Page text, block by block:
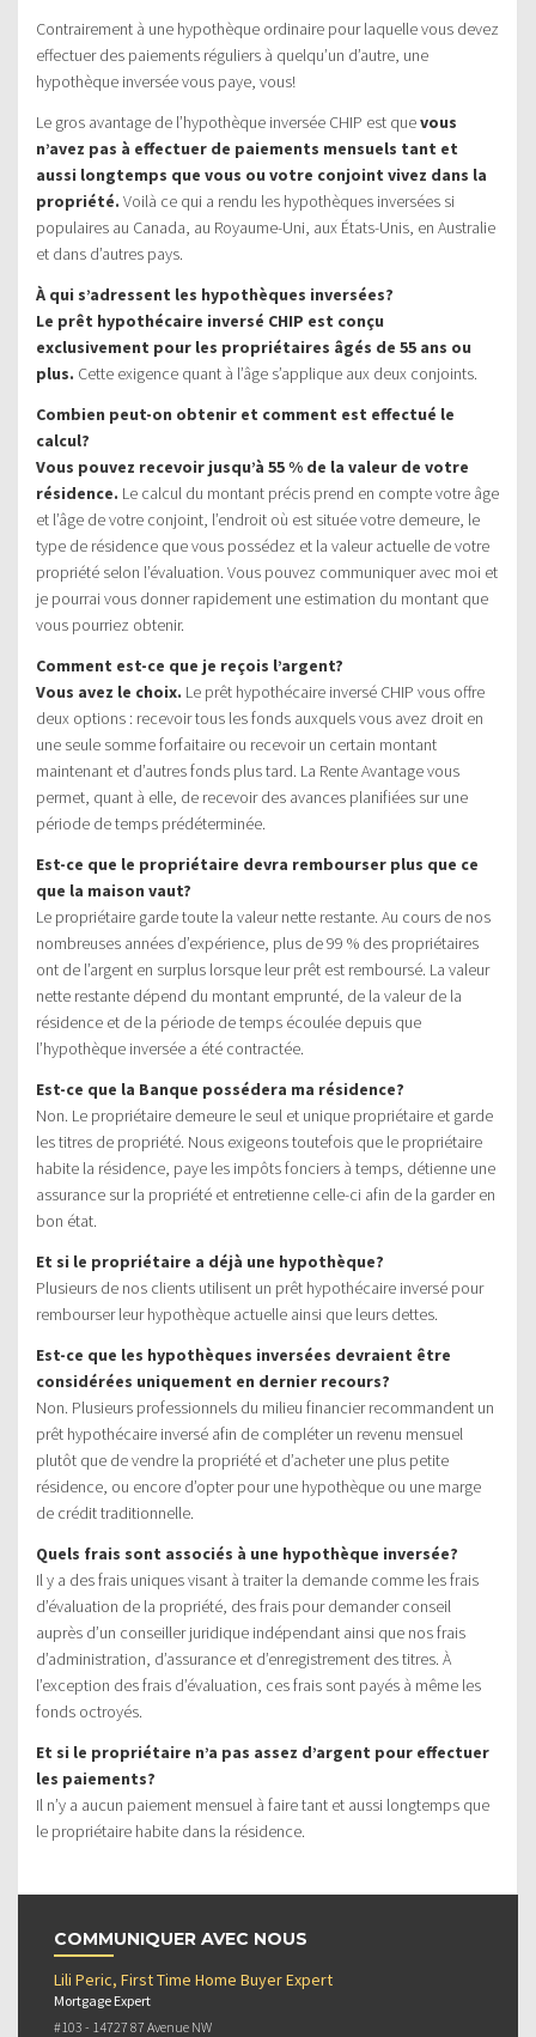
Contrairement à une hypothèque ordinaire pour laquelle vous devez
effectuer des paiements réguliers à quelqu’un d’autre, une
hypothèque inversée vous paye, vous!
Le gros avantage de l’hypothèque inversée CHIP est quevous
n’avez pas à effectuer de paiements mensuels tant et
aussi longtemps que vous ou votre conjoint vivez dans la
propriété. Voilà ce qui a rendu les hypothèques inversées si
populaires au Canada, au Royaume-Uni, aux États-Unis, en Australie
et dans d’autres pays.
À qui s’adressent les hypothèques inversées?
Le prêt hypothécaire inversé CHIP est conçu
exclusivement pour les propriétaires âgés de 55 ans ou
plus. Cette exigence quant à l’âge s’applique aux deux conjoints.
Combien peut-on obtenir et comment est effectué le
calcul?
Vous pouvez recevoir jusqu’à 55 % de la valeur de votre
résidence. Le calcul du montant précis prend en compte votre âge
et l’âge de votre conjoint, l’endroit où est située votre demeure, le
type de résidence que vous possédez et la valeur actuelle de votre
propriété selon l’évaluation. Vous pouvez communiquer avec moi et
je pourrai vous donner rapidement une estimation du montant que
vous pourriez obtenir.
Comment est-ce que je reçois l’argent?
Vous avez le choix. Le prêt hypothécaire inversé CHIP vous offre
deux options : recevoir tous les fonds auxquels vous avez droit en
une seule somme forfaitaire ou recevoir un certain montant
maintenant et d’autres fonds plus tard. La Rente Avantage vous
permet, quant à elle, de recevoir des avances planifiées sur une
période de temps prédéterminée.
Est-ce que le propriétaire devra rembourser plus que ce
que la maison vaut?
Le propriétaire garde toute la valeur nette restante. Au cours de nos
nombreuses années d’expérience, plus de 99 % des propriétaires
ont de l’argent en surplus lorsque leur prêt est remboursé. La valeur
nette restante dépend du montant emprunté, de la valeur de la
résidence et de la période de temps écoulée depuis que
l’hypothèque inversée a été contractée.
Est-ce que la Banque possédera ma résidence?
Non. Le propriétaire demeure le seul et unique propriétaire et garde
les titres de propriété. Nous exigeons toutefois que le propriétaire
habite la résidence, paye les impôts fonciers à temps, détienne une
assurance sur la propriété et entretienne celle-ci afin de la garder en
bon état.
Et si le propriétaire a déjà une hypothèque?
Plusieurs de nos clients utilisent un prêt hypothécaire inversé pour
rembourser leur hypothèque actuelle ainsi que leurs dettes.
Est-ce que les hypothèques inversées devraient être
considérées uniquement en dernier recours?
Non. Plusieurs professionnels du milieu financier recommandent un
prêt hypothécaire inversé afin de compléter un revenu mensuel
plutôt que de vendre la propriété et d’acheter une plus petite
résidence, ou encore d’opter pour une hypothèque ou une marge
de crédit traditionnelle.
Quels frais sont associés à une hypothèque inversée?
Il y a des frais uniques visant à traiter la demande comme les frais
d’évaluation de la propriété, des frais pour demander conseil
auprès d’un conseiller juridique indépendant ainsi que nos frais
d’administration, d’assurance et d’enregistrement des titres. À
l’exception des frais d’évaluation, ces frais sont payés à même les
fonds octroyés.
Et si le propriétaire n’a pas assez d’argent pour effectuer
les paiements?
Il n’y a aucun paiement mensuel à faire tant et aussi longtemps que
le propriétaire habite dans la résidence.
COMMUNIQUER AVEC NOUS
Lili Peric, First Time Home Buyer Expert
Mortgage Expert
#103 - 14727 87 Avenue NW